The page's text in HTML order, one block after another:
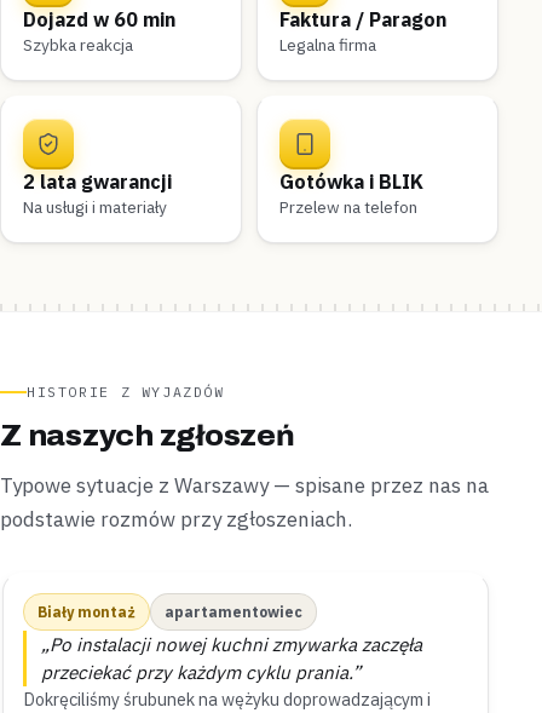
Dojazd w 60 min
Szybka reakcja
Faktura / Paragon
Legalna firma
2 lata gwarancji
Na usługi i materiały
Gotówka i BLIK
Przelew na telefon
HISTORIE Z WYJAZDÓW
Z naszych zgłoszeń
Typowe sytuacje z Warszawy — spisane przez nas na
podstawie rozmów przy zgłoszeniach.
Biały montaż apartamentowiec
„Po instalacji nowej kuchni zmywarka zaczęła
przeciekać przy każdym cyklu prania.”
Dokręciliśmy śrubunek na wężyku doprowadzającym i